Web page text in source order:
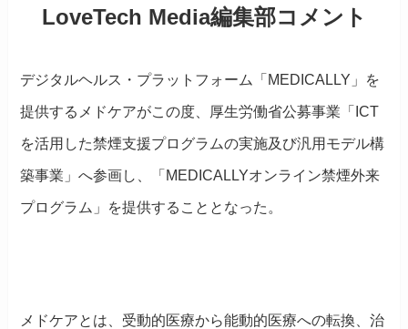
LoveTech Media編集部コメント
デジタルヘルス・プラットフォーム「MEDICALLY」を
提供するメドケアがこの度、厚生労働省公募事業「ICT
を活用した禁煙支援プログラムの実施及び汎用モデル構
築事業」へ参画し、「MEDICALLYオンライン禁煙外来
プログラム」を提供することとなった。
メドケアとは、受動的医療から能動的医療への転換、治